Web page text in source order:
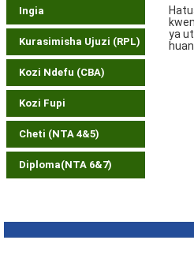
Ingia
Kurasimisha Ujuzi (RPL)
Kozi Ndefu (CBA)
Kozi Fupi
Cheti (NTA 4&5)
Diploma(NTA 6&7)
ya